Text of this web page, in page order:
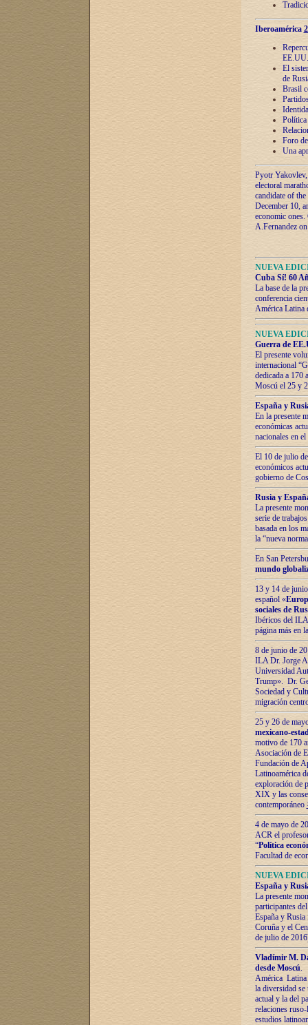
Iberoamérica
EE.UU.
El
de
Brasil
Política
Foro
Una
Pyotr
electoral
candidate of
December 10,
economic
A.Fernandez
NUEVA
Cuba Sí! 60
La base de la
conferencia
América Latina
NUEVA
Guerra de
El presente
internacional
dedicada a 170
Moscú el 25 y
España y
En la presente
económicas
nacionales en
El 10 de julio
económicos
gobierno de
Rusia y
La presente
serie de
basada en los
la “nueva
En San
mundo
13 y 14 de
español «
sociales de
Ibéricos del ILA
página más en
8 de junio de
ILA Dr. Jorge
Universidad
Trump». Dr.
Sociedad y
migración
25 y 26 de
mexicano-
motivo de 170
Asociación de
Fundación de
Latinoamérica
exploración de
XIX y las
contemporáneo
4 de mayo de
ACR el
“Política
Facultad de
NUEVA
España y
La presente
participantes
España y
Coruña y el
de julio de
Vladímir М.
desde Moscú.
América Latina
la diversidad
actual у lа del
relaciones
estudios